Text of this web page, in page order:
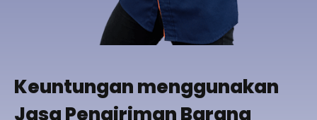
Keuntungan menggunakan
Jasa Pengiriman Barang